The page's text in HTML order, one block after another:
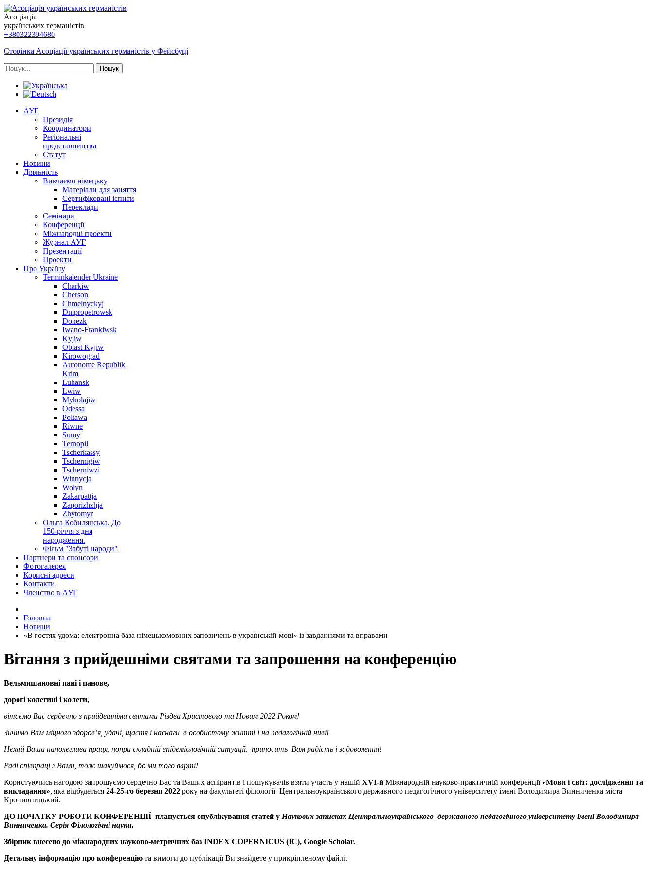
Асоціація
українських германістів
+380322394680
Сторінка Асоціації українських германістів у Фейсбуці
Пошук
АУГ
Президія
Координатори
Регіональні
представництва
Статут
Новини
Діяльність
Вивчаємо німецьку
Матеріали для заняття
Сертифіковані іспити
Переклади
Семінари
Конференції
Міжнародні проекти
Журнал АУГ
Презентації
Проекти
Про Україну
Terminkalender Ukraine
Charkiw
Cherson
Chmelnyckyj
Dnipropetrowsk
Donezk
Iwano-Frankiwsk
Kyjiw
Oblast Kyjiw
Kirowograd
Autonome Republik
Krim
Luhansk
Lwiw
Mykolajiw
Odessa
Poltawa
Riwne
Sumy
Ternopil
Tscherkassy
Tschernigiw
Tscherniwzi
Winnycja
Wolyn
Zakarpattja
Zaporizhzhja
Zhytomyr
Ольга Кобилянська. До
150-річчя з дня
народження.
Фільм "Забуті народи"
Партнери та спонсори
Фотогалерея
Корисні адреси
Контакти
Членство в АУГ
Головна
Новини
«В гостях удома: електронна база німецькомовних запозичень в українській мові» із завданнями та вправами
Вітання з прийдешніми святами та запрошення на конференцію
Вельмишановні пані і панове,
дорогі колегині і колеги,
вітаємо Вас сердечно з прийдешніми святами Різдва Христового та Новим 2022 Роком!
Зичимо Вам міцного здоров’я, удачі, щастя і наснаги в особистому житті і на педагогічній ниві!
Нехай Ваша наполеглива праця, попри складній епідеміологічній ситуації, приносить Вам радість і задоволення!
Раді співпраці з Вами, тож шануймося, бо ми того варті!
Користуючись нагодою запрошуємо сердечно Вас та Ваших аспірантів і пошукувачів взяти участь у нашій ХVI-й Міжнародній науково-практичній конференції «Мови і світ: дослідження та
викладання», яка відбудеться 24-25-го березня 2022 року на факультеті філології Центральноукраїнського державного педагогічного університету імені Володимира Винниченка міста
Кропивницький.
ДО ПОЧАТКУ РОБОТИ КОНФЕРЕНЦІЇ планується опублікування статей у Наукових записках Центральноукраїнського державного педагогічного університету імені Володимира
Винниченка. Серія Філологічні науки.
Збірник внесено до міжнародних науково-метричних баз INDEX COPERNICUS (IC), Google Scholar.
Детальну інформацію про конференцію та вимоги до публікації Ви знайдете у прикріпленому файлі.